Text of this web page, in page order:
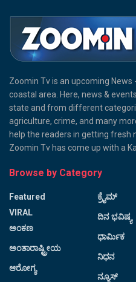
Zoomin Tv is an upcoming
coastal area. Here, news &
state and from different
agriculture, crime, and many
help the readers in getting fresh
Zoomin Tv has come up with a
Browse by Category
Featured
VIRAL
ಅಂಕಣ
ಅಂತಾರಾಷ್ಟ್ರೀಯ
ಆರೋಗ್ಯ
ಕ್ರೈಮ್
ದಿನ ಭವಿಷ್ಯ
ಧಾರ್ಮಿಕ
ನಿಧನ
ನ್ಯೂಸ್